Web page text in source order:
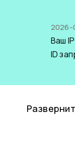
2026-
Ваш
ID